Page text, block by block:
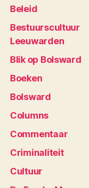
Beleid
Bestuurscultuur
Leeuwarden
Blik op Bolsward
Boeken
Bolsward
Columns
Commentaar
Criminaliteit
Cultuur